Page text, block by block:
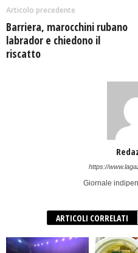
Articolo precedente
Barriera, marocchini rubano
labrador e chiedono il
riscatto
https://
Giornale
ARTICOLI CORRELATI